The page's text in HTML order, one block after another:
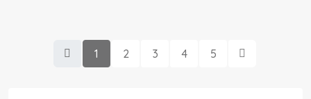
1 2 3 4 5